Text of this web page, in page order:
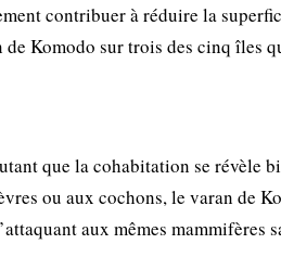
contribuer à réduire la
Komodo sur trois des cinq îles
que la cohabitation se révèle
ou aux cochons, le varan de
aux mêmes mammifères